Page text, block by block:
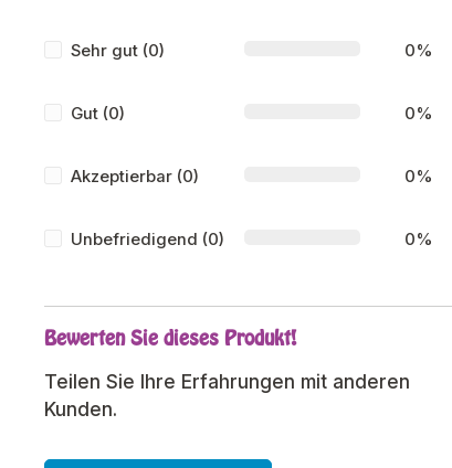
Sehr gut (0) 0%
Gut (0) 0%
Akzeptierbar (0) 0%
Unbefriedigend (0) 0%
Bewerten Sie dieses Produkt!
Teilen Sie Ihre Erfahrungen mit anderen
Kunden.